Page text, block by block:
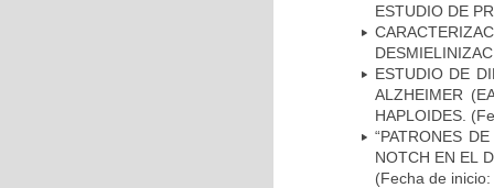
ESTUDIO DE
ESTUDIO DE
ALZHEIMER
HAPLOIDES.
“PATRONES
NOTCH EN EL
(Fecha de